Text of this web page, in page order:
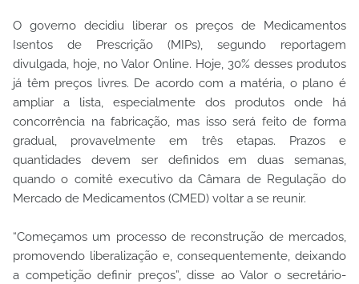
O governo decidiu liberar os preços de Medicamentos
Isentos de Prescrição (MIPs), segundo reportagem
divulgada, hoje, no Valor Online. Hoje, 30% desses produtos
já têm preços livres. De acordo com a matéria, o plano é
ampliar a lista, especialmente dos produtos onde há
concorrência na fabricação, mas isso será feito de forma
gradual, provavelmente em três etapas. Prazos e
quantidades devem ser definidos em duas semanas,
quando o comitê executivo da Câmara de Regulação do
Mercado de Medicamentos (CMED) voltar a se reunir.
“Começamos um processo de reconstrução de mercados,
promovendo liberalização e, consequentemente, deixando
a competição definir preços”, disse ao Valor o secretário-